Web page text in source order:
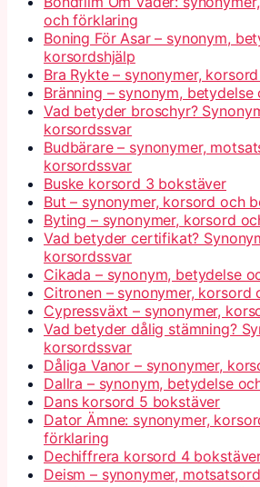
och förklaring
Boning För Asar – synonym,
korsordshjälp
Bra Rykte – synonymer,
Bränning – synonym,
Vad betyder broschyr?
korsordssvar
Budbärare – synonymer,
korsordssvar
Buske korsord 3 bokstäver
But – synonymer, korsord och
Byting – synonymer, korsord
Vad betyder certifikat?
korsordssvar
Cikada – synonym, betydelse
Citronen – synonymer, korsord
Cypressväxt – synonymer,
Vad betyder dålig stämning?
korsordssvar
Dåliga Vanor – synonymer,
Dallra – synonym, betydelse
Dans korsord 5 bokstäver
Dator Ämne: synonymer,
förklaring
Dechiffrera korsord 4
Deism – synonymer,